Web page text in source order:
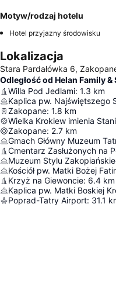
Motyw/rodzaj hotelu
Hotel przyjazny środowisku
Lokalizacja
Stara Pardałówka 6,
Odległość od Helan Family &
Willa Pod Jedlami: 1.3 km
Kaplica pw. Najświętszego
Zakopane: 1.8 km
Wielka Krokiew imienia
Zakopane: 2.7 km
Cmentarz Zasłużonych na
Muzeum Stylu
Kościół pw. Matki Bożej
Krzyż na Giewoncie: 6.4 km
Kaplica pw. Matki Boskiej
Poprad-Tatry Airport: 31.1